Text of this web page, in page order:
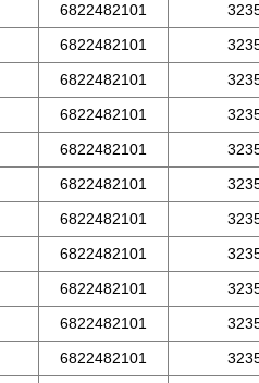
6822482101
6822482101
6822482101
6822482101
6822482101
6822482101
6822482101
6822482101
6822482101
6822482101
6822482101